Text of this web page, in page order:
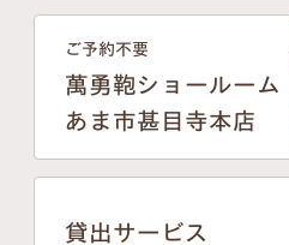
ご予約不要
萬勇鞄ショールーム
あま市甚目寺本店
貸出サービス